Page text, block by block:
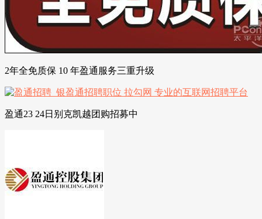
2年全免质保 10 年盈通服务三重升级
盈通23 24日别克凯越团购招募中